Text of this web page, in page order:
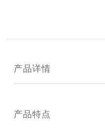
产品详情
产品特点